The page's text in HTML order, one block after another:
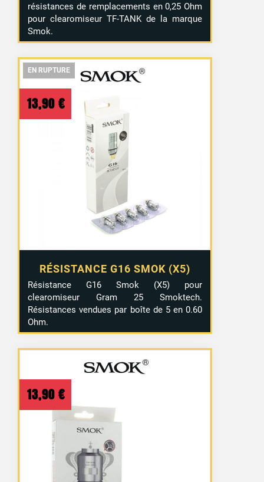
résistances de remplacements en 0,25 Ohm
pour clearomiseur TF-TANK de la marque
Smok.
EN RUPTURE
EN RUPTURE
RÉSISTANCE G16 SMOK (X5)
13,90 €
Résistance G16 Smok (X5) pour
clearomiseur Gram 25 Smoktech.
Résistances vendues par boîte de 5 en 0.60
Ohm.
EN RUPTURE
13,90 €